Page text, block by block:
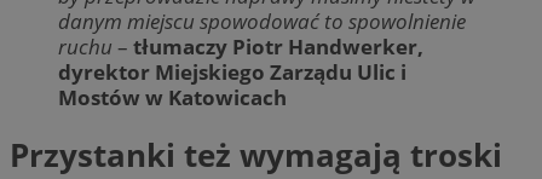
danym miejscu spowodować to spowolnienie
ruchu – tłumaczy Piotr Handwerker,
dyrektor Miejskiego Zarządu Ulic i
Mostów w Katowicach
Przystanki też wymagają troski